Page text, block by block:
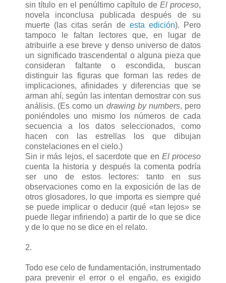
sin título en el penúltimo capítulo de El proceso,
novela inconclusa publicada después de su
muerte (las citas serán de esta edición). Pero
tampoco le faltan lectores que, en lugar de
atribuirle a ese breve y denso universo de datos
un significado trascendental o alguna pieza que
consideran faltante o escondida, buscan
distinguir las figuras que forman las redes de
implicaciones, afinidades y diferencias que se
arman ahí, según las intentan demostrar con sus
análisis. (Es como un drawing by numbers, pero
poniéndoles uno mismo los números de cada
secuencia a los datos seleccionados, como
hacen con las estrellas los que dibujan
constelaciones en el cielo.)
Sin ir más lejos, el sacerdote que en El proceso
cuenta la historia y después la comenta podría
ser uno de estos lectores: tanto en sus
observaciones como en la exposición de las de
otros glosadores, lo que importa es siempre qué
se puede implicar o deducir (qué «tan lejos» se
puede llegar infiriendo) a partir de lo que se dice
y de lo que no se dice en el relato.
2.
Todo ese celo de fundamentación, instrumentado
para prevenir el error o el engaño, es exigido